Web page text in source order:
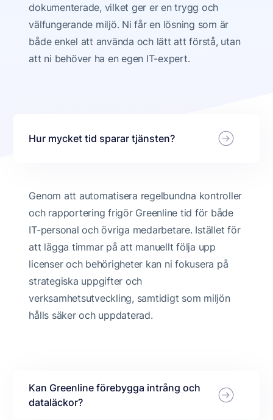
dokumenterade, vilket ger er en trygg och
välfungerande miljö. Ni får en lösning som är
både enkel att använda och lätt att förstå, utan
att ni behöver ha en egen IT-expert.
Hur mycket tid sparar tjänsten?
Genom att automatisera regelbundna kontroller
och rapportering frigör Greenline tid för både
IT-personal och övriga medarbetare. Istället för
att lägga timmar på att manuellt följa upp
licenser och behörigheter kan ni fokusera på
strategiska uppgifter och
verksamhetsutveckling, samtidigt som miljön
hålls säker och uppdaterad.
Kan Greenline förebygga intrång och
dataläckor?